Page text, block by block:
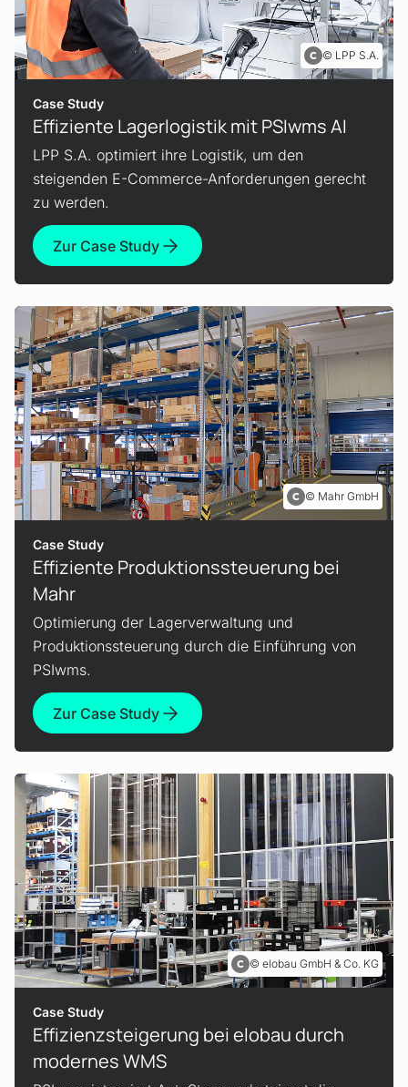
LPP S.A.
Case Study
Effiziente Lager­logistik mit PSIwms AI
LPP S.A. optimiert ihre Logistik, um den
steigenden E-Commerce-Anforderungen gerecht
zu werden.
Zur Case Study
Mahr GmbH
Case Study
Effiziente Produktions­steuerung bei
Mahr
Optimierung der Lagerverwaltung und
Produktionssteuerung durch die Einführung von
PSIwms.
Zur Case Study
elobau GmbH & Co. KG
Case Study
Effizienzsteigerung bei elobau durch
modernes WMS